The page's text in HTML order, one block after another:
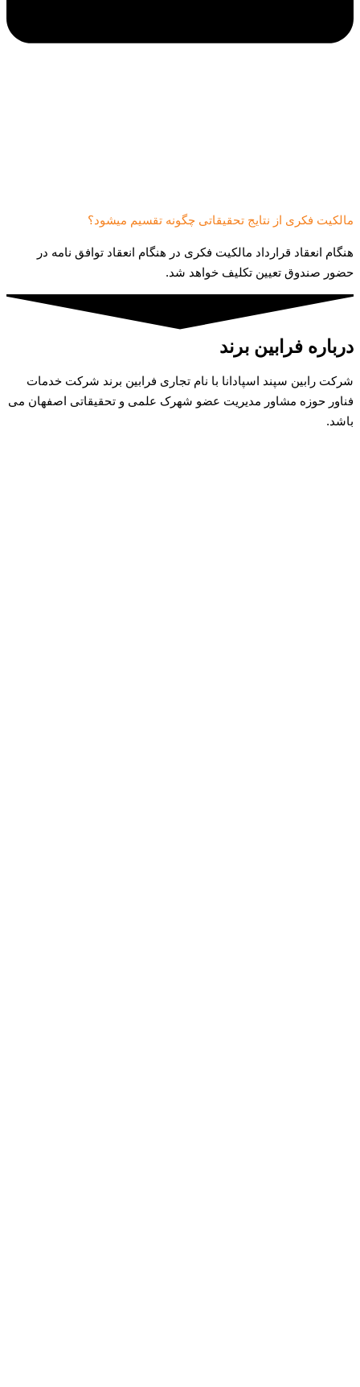
مالکیت فکری از نتایج تحقیقاتی چگونه تقسیم میشود؟
هنگام انعقاد قرارداد مالکیت فکری در هنگام انعقاد توافق نامه در
حضور صندوق تعیین تکلیف خواهد شد.
درباره فرابین برند
شرکت رابین سپند اسپادانا با نام تجاری فرابین برند شرکت خدمات
فناور حوزه مشاور مدیریت عضو شهرک علمی و تحقیقاتی اصفهان می
باشد.